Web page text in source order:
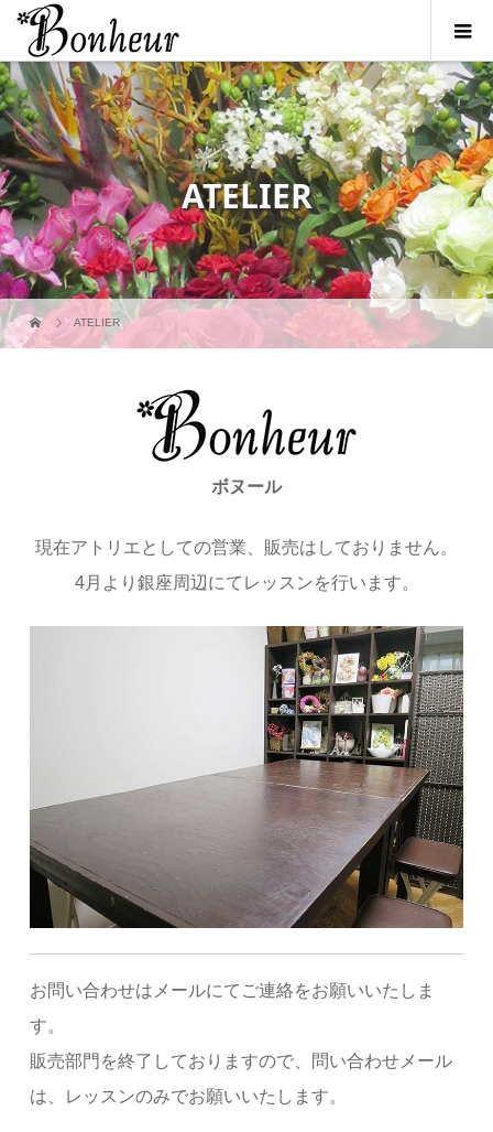
ATELIER
ATELIER
ボヌール
現在アトリエとしての営業、販売はしておりません。
4月より銀座周辺にてレッスンを行います。
お問い合わせはメールにてご連絡をお願いいたしま
す。
販売部門を終了しておりますので、問い合わせメール
は、レッスンのみでお願いいたします。